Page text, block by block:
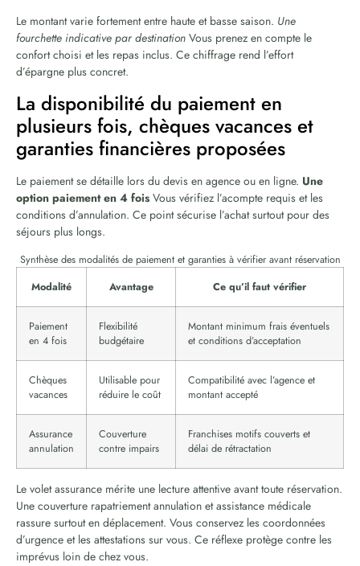
Le montant varie fortement entre haute et basse saison. Une
fourchette indicative par destination Vous prenez en compte le
confort choisi et les repas inclus. Ce chiffrage rend l’effort
d’épargne plus concret.
La disponibilité du paiement en
plusieurs fois, chèques vacances et
garanties financières proposées
Le paiement se détaille lors du devis en agence ou en ligne. Une
option paiement en 4 fois Vous vérifiez l’acompte requis et les
conditions d’annulation. Ce point sécurise l’achat surtout pour des
séjours plus longs.
Synthèse des modalités de paiement et garanties à vérifier avant réservation
Modalité
Avantage Ce qu’il faut vérifier
Paiement
en 4 fois
Flexibilité
budgétaire
Montant minimum frais éventuels
et conditions d’acceptation
Chèques
vacances
Utilisable pour
réduire le coût
Compatibilité avec l’agence et
montant accepté
Assurance
annulation
Couverture
contre impairs
Franchises motifs couverts et
délai de rétractation
Le volet assurance mérite une lecture attentive avant toute réservation.
Une couverture rapatriement annulation et assistance médicale
rassure surtout en déplacement. Vous conservez les coordonnées
d’urgence et les attestations sur vous. Ce réflexe protège contre les
imprévus loin de chez vous.